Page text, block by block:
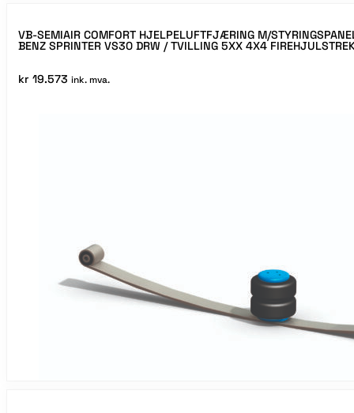
VB-SEMIAIR COMFORT HJELPELUFTFJÆRING M/
BENZ SPRINTER VS30 DRW / TVILLING 5XX 4X4
kr 19.573 ink. mva.